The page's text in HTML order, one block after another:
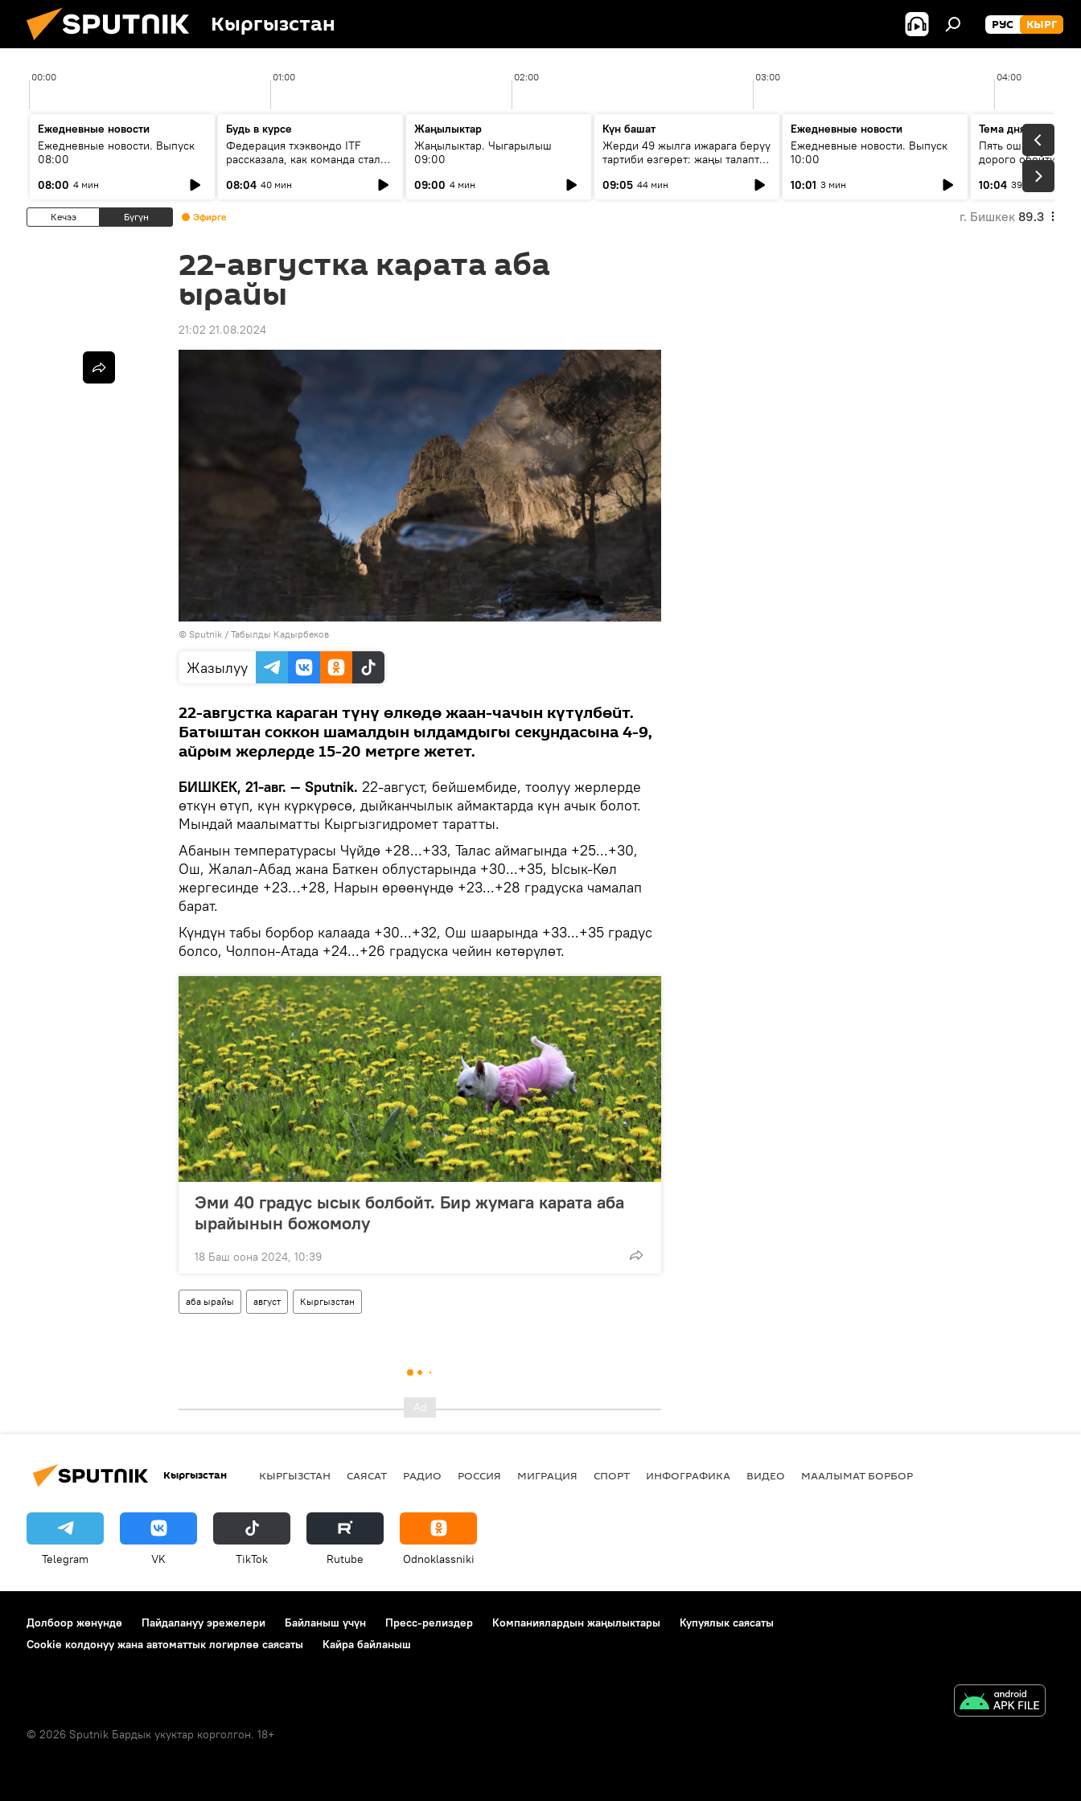
Кыргызстан РУС КЫРГ
00:00 01:00 02:00 03:00 04:00
Ежедневные новости
Ежедневные новости. Выпуск
08:00
08:00 4 мин
Будь в курсе
Федерация тхэквондо ITF
рассказала, как команда стала
08:04 40 мин
Жаңылыктар
Жаңылыктар. Чыгарылыш
09:00
09:00 4 мин
Күн башат
Жерди 49 жылга ижарага берүү
тартиби өзгөрөт: жаңы талаптар
09:05 44 мин
Ежедневные новости
Ежедневные новости. Выпуск
10:00
10:01 3 мин
Тема дня
Пять ошибок
дорого обойтись
10:04 39 мин
Кечээ Бүгүн Эфирге г. Бишкек 89.3
22-августка карата аба
ырайы
21:02 21.08.2024
© Sputnik / Табылды Кадырбеков
Жазылуу
22-августка караган түнү өлкөдө жаан-чачын күтүлбөйт.
Батыштан соккон шамалдын ылдамдыгы секундасына 4-9,
айрым жерлерде 15-20 метрге жетет.
БИШКЕК, 21-авг. — Sputnik. 22-август, бейшембиде, тоолуу жерлерде
өткүн өтүп, күн күркүрөсө, дыйканчылык аймактарда күн ачык болот.
Мындай маалыматты Кыргызгидромет таратты.
Абанын температурасы Чүйдө +28...+33, Талас аймагында +25...+30,
Ош, Жалал-Абад жана Баткен облустарында +30...+35, Ысык-Көл
жергесинде +23…+28, Нарын өрөөнүндө +23...+28 градуска чамалап
барат.
Күндүн табы борбор калаада +30...+32, Ош шаарында +33...+35 градус
болсо, Чолпон-Атада +24...+26 градуска чейин көтөрүлөт.
Эми 40 градус ысык болбойт. Бир жумага карата аба
ырайынын божомолу
18 Баш оона 2024, 10:39
аба ырайы август Кыргызстан
Кыргызстан КЫРГЫЗСТАН САЯСАТ РАДИО РОССИЯ МИГРАЦИЯ СПОРТ ИНФОГРАФИКА ВИДЕО МААЛЫМАТ БОРБОР
Telegram VK ТikТоk Rutube Odnoklassniki
Долбоор жөнүндө Пайдалануу эрежелери Байланыш үчүн Пресс-релиздер Компаниялардын жаңылыктары
Купуялык саясаты
Cookie колдонуу жана автоматтык логирлөө саясаты
Кайра байланыш
© 2026 Sputnik Бардык укуктар корголгон. 18+